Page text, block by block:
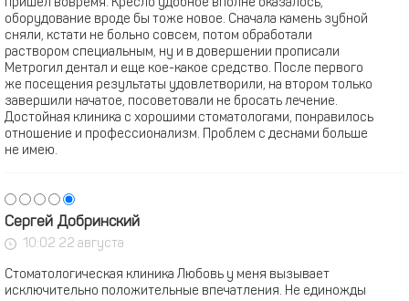
пришел вовремя. Кресло удобное вполне оказалось,
оборудование вроде бы тоже новое. Сначала камень зубной
сняли, кстати не больно совсем, потом обработали
раствором специальным, ну и в довершении прописали
Метрогил дентал и еще кое-какое средство. После первого
же посещения результаты удовлетворили, на втором только
завершили начатое, посоветовали не бросать лечение.
Достойная клиника с хорошими стоматологами, понравилось
отношение и профессионализм. Проблем с деснами больше
не имею.
Сергей Добринский
10:02 22 августа
Стоматологическая клиника Любовь у меня вызывает
исключительно положительные впечатления. Не единожды